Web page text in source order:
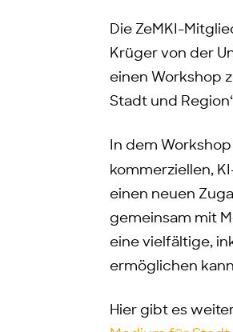
Die ZeMKI-
Krüger von der
einen Workshop
Stadt und
In dem
kommerziellen,
einen neuen
gemeinsam mit
eine vielfältige,
ermöglichen
Hier gibt es